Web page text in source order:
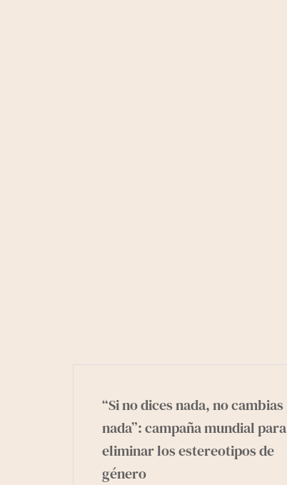
“Si no dices nada, no cambias
nada”: campaña mundial para
eliminar los estereotipos de
género